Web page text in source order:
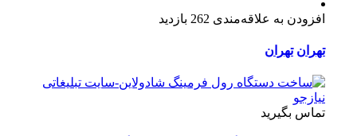
افزودن به علاقه‌مندی 262 بازدید
تهران تهران
تماس بگیرید